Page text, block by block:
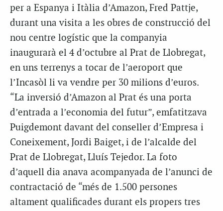
per a Espanya i Itàlia d’Amazon, Fred Pattje,
durant una visita a les obres de construcció del
nou centre logístic que la companyia
inaugurarà el 4 d’octubre al Prat de Llobregat,
en uns terrenys a tocar de l’aeroport que
l’Incasòl li va vendre per 30 milions d’euros.
“La inversió d’Amazon al Prat és una porta
d’entrada a l’economia del futur”, emfatitzava
Puigdemont davant del conseller d’Empresa i
Coneixement, Jordi Baiget, i de l’alcalde del
Prat de Llobregat, Lluís Tejedor. La foto
d’aquell dia anava acompanyada de l’anunci de
contractació de “més de 1.500 persones
altament qualificades durant els propers tres